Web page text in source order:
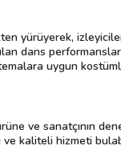
yürüyerek,
dans
uygun
ve sanatçının
ve kaliteli hizmeti